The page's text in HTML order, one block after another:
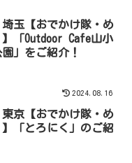
玉【おでかけ隊・め
「Outdoor Cafe山小
」をご紹介！
2024.08.16
京【おでかけ隊・め
「とろにく」のご紹